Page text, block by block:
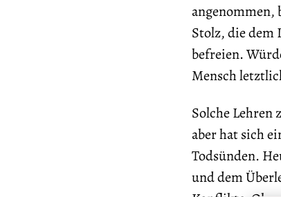
angenommen,
Stolz, die dem
befreien.
Mensch
Solche Lehren
aber hat sich
Todsünden.
und dem